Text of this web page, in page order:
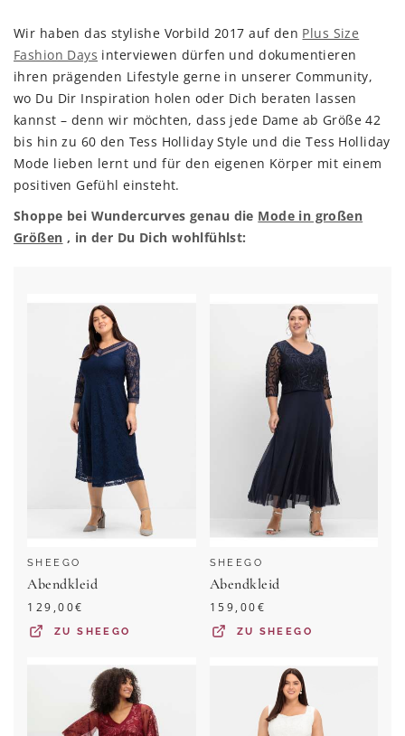
Wir haben das stylishe Vorbild 2017 auf den Plus Size
Fashion Days interviewen dürfen und dokumentieren
ihren prägenden Lifestyle gerne in unserer Community,
wo Du Dir Inspiration holen oder Dich beraten lassen
kannst – denn wir möchten, dass jede Dame ab Größe 42
bis hin zu 60 den Tess Holliday Style und die Tess Holliday
Mode lieben lernt und für den eigenen Körper mit einem
positiven Gefühl einsteht.
Shoppe bei Wundercurves genau die Mode in großen
Größen , in der Du Dich wohlfühlst:
SHEEGO
Abendkleid
129,00€
ZUSHEEGO
SHEEGO
Abendkleid
159,00€
ZU SHEEGO